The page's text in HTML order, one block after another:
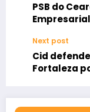
PSB do
Next post
Cid
Fortaleza